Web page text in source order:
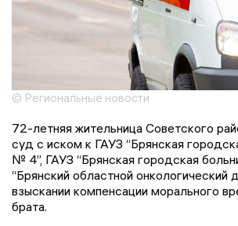
© Региональные новости
72-летняя жительница Советского
суд с иском к ГАУЗ “Брянская
№ 4”, ГАУЗ “Брянская городская
“Брянский областной онкологический
взыскании компенсации морального
брата.